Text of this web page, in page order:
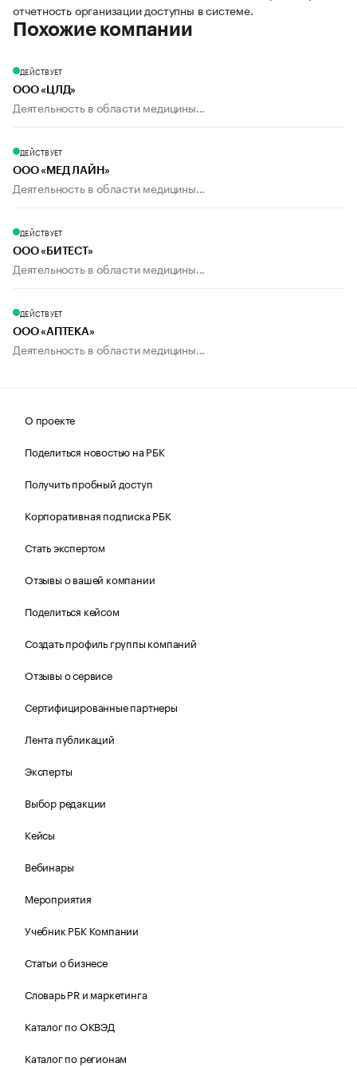
отчетность организации доступны в системе.
Похожие компании
ДЕЙСТВУЕТ
ООО «ЦЛД»
Деятельность в области медицины...
ДЕЙСТВУЕТ
ООО «МЕД ЛАЙН»
Деятельность в области медицины...
ДЕЙСТВУЕТ
ООО «БИТЕСТ»
Деятельность в области медицины...
ДЕЙСТВУЕТ
ООО «АПТЕКА»
Деятельность в области медицины...
О проекте
Поделиться новостью на РБК
Получить пробный доступ
Корпоративная подписка РБК
Стать экспертом
Отзывы о вашей компании
Поделиться кейсом
Создать профиль группы компаний
Отзывы о сервисе
Сертифицированные партнеры
Лента публикаций
Эксперты
Выбор редакции
Кейсы
Вебинары
Мероприятия
Учебник РБК Компании
Статьи о бизнесе
Словарь PR и маркетинга
Каталог по ОКВЭД
Каталог по регионам